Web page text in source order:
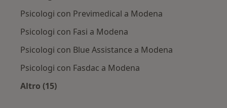
Psicologi con Previmedical a Modena
Psicologi con Fasi a Modena
Psicologi con Blue Assistance a Modena
Psicologi con Fasdac a Modena
Altro (15)